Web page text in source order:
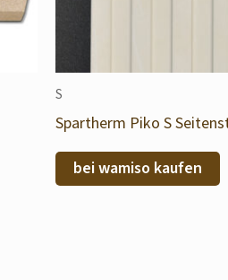
S
Spartherm Piko S
bei wamiso kaufen